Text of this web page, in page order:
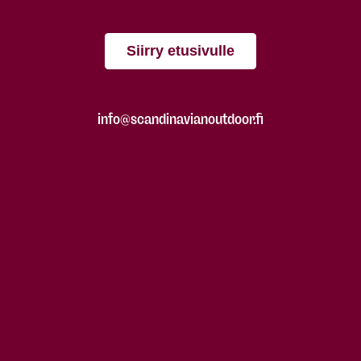
Siirry etusivulle
info@scandinavianoutdoor.fi